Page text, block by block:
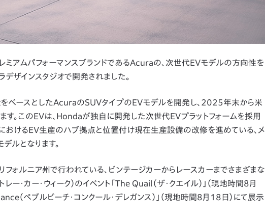
ムパフォーマンスブランドであるAcuraの、次世代EVモデルの方向性を
デザインスタジオで開発されました。
スとしたAcuraのSUVタイプのEVモデルを開発し、2025年末から米
。このEVは、Hondaが独自に開発した次世代EVプラットフォームを採用
おけるEV生産のハブ拠点と位置付け現在生産設備の改修を進めている、メ
ルとなります。
ニア州で行われている、ビンテージカーからレースカーまでさまざまな
・カー・ウィーク）のイベント「The Quail（ザ・クエイル）」（現地時間8月
ぺブルビーチ・コンクール・デレガンス）」（現地時間8月18日）にて展示